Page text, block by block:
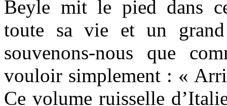
Beyle mit le pied dans
toute sa vie et un
souvenons-nous que
vouloir simplement : «
Ce volume ruisselle